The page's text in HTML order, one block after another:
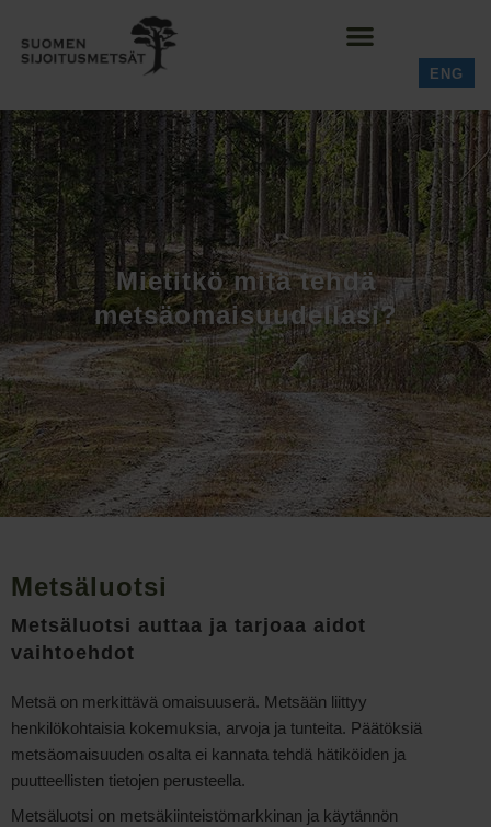
ENG
Mietitkö mitä tehdä
metsäomaisuudellasi?
Metsäluotsi
Metsäluotsi auttaa ja tarjoaa aidot
vaihtoehdot
Metsä on merkittävä omaisuuserä. Metsään liittyy
henkilökohtaisia kokemuksia, arvoja ja tunteita. Päätöksiä
metsäomaisuuden osalta ei kannata tehdä hätiköiden ja
puutteellisten tietojen perusteella.
Metsäluotsi on metsäkiinteistömarkkinan ja käytännön